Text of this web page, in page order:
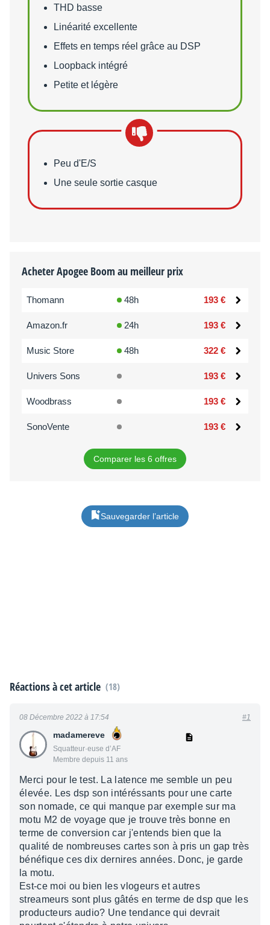
Points forts
THD basse
Linéarité excellente
Effets en temps réel grâce au DSP
Loopback intégré
Petite et légère
Points faibles
Peu d'E/S
Une seule sortie casque
Acheter Apogee Boom au meilleur prix
Thomann 48h 193 €
Amazon.fr 24h 193 €
Music Store 48h 322 €
Univers Sons 193 €
Woodbrass 193 €
SonoVente 193 €
Comparer les 6 offres
Sauvegarder l’article
Réactions à cet article (18)
madamereve
Squatteur·euse d’AF
Membre depuis 11 ans
08 Décembre 2022 à 17:54 #1
Merci pour le test. La latence me semble un peu
élevée. Les dsp son intéréssants pour une carte
son nomade, ce qui manque par exemple sur ma
motu M2 de voyage que je trouve très bonne en
terme de conversion car j'entends bien que la
qualité de nombreuses cartes son à pris un gap très
bénéfique ces dix dernires années. Donc, je garde
la motu.
Est-ce moi ou bien les vlogeurs et autres
streameurs sont plus gâtés en terme de dsp que les
producteurs audio? Une tendance qui devrait